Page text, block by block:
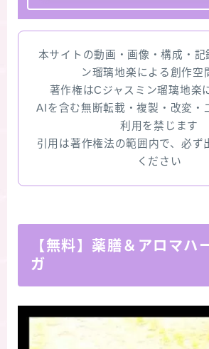
本サイトの動画・画像・構成・記
ン瑠璃地楽による創作空
著作権はCジャスミン瑠璃地楽
AIを含む無断転載・複製・改変・
利用を禁じます
引用は著作権法の範囲内で、必ず
ください
【無料】薬膳＆アロマハ
ガ